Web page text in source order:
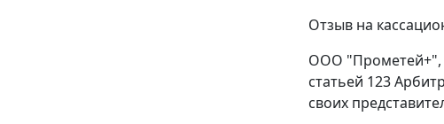
Отзыв на
ООО "Прометей+",
статьей 123
своих